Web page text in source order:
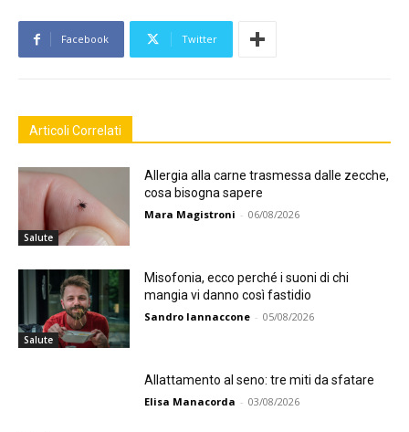
Facebook Twitter
Articoli Correlati
Salute
Allergia alla carne trasmessa dalle zecche,
cosa bisogna sapere
Mara Magistroni - 06/08/2026
Salute
Misofonia, ecco perché i suoni di chi
mangia vi danno così fastidio
Sandro Iannaccone - 05/08/2026
Allattamento al seno: tre miti da sfatare
Elisa Manacorda - 03/08/2026